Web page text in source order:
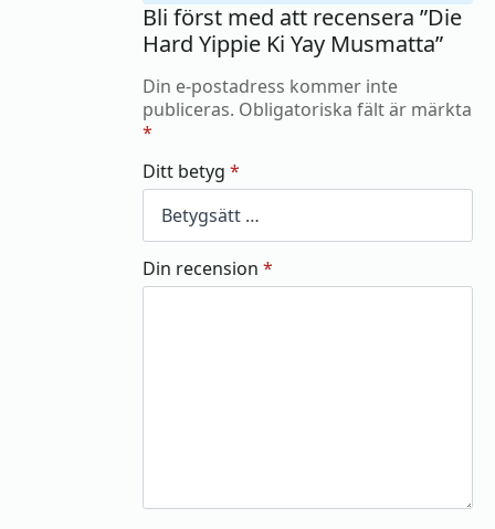
Bli först med att recensera ”Die
Hard Yippie Ki Yay Musmatta”
Din e-postadress kommer inte
publiceras. Obligatoriska fält är märkta
*
Ditt betyg *
Din recension *